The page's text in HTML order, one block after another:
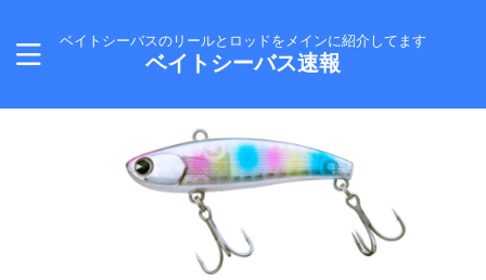
ベイトシーバスのリールとロッドをメインに紹介してます
ベイトシーバス速報